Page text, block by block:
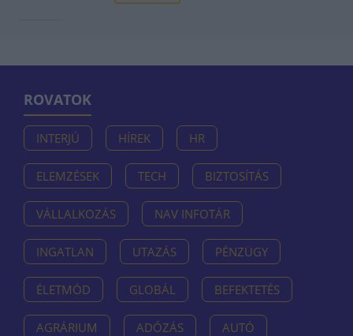
ROVATOK
INTERJÚ HÍREK HR
ELEMZÉSEK TECH BIZTOSÍTÁS
VÁLLALKOZÁS NAV INFOTÁR
INGATLAN UTAZÁS PÉNZÜGY
ÉLETMÓD GLOBÁL BEFEKTETÉS
AGRÁRIUM ADÓZÁS AUTÓ